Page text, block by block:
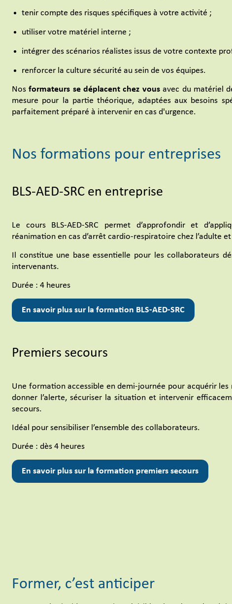
tenir compte des risques spécifiques à votre activité ;
utiliser votre matériel interne ;
intégrer des scénarios réalistes issus de votre contexte
renforcer la culture sécurité au sein de vos équipes.
Nosformateurs se déplacent chez vousavec du matériel
mesure pour la partie théorique, adaptées aux besoins
parfaitement préparé à intervenir en cas d'urgence.
Nos formations pour entreprises
BLS-AED-SRC en entreprise
Le cours BLS-AED-SRC permet d’approfondir et
réanimation en cas d’arrêt cardio-respiratoire chez l’adulte et
Il constitue une base essentielle pour les collaborateurs
intervenants.
Durée : 4 heures
En savoir plus sur la formation BLS-AED-SRC
Premiers secours
Une formation accessible en demi-journée pour acquérir les
donner l’alerte, sécuriser la situation et intervenir
secours.
Idéal pour sensibiliser l’ensemble des collaborateurs.
Durée : dès 4 heures
En savoir plus sur la formation premiers secours
Former, c’est anticiper